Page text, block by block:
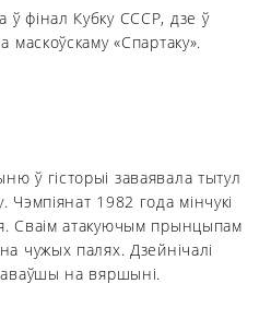
фінал Кубку СССР, дзе ў
маскоўскаму «Спартаку».
ў гісторыі заваявала тытул
1982 года мінчукі
Сваім атакуючым прынцыпам
чужых палях. Дзейнічалі
на вяршыні.